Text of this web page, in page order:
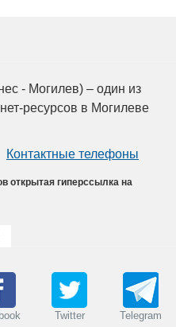
- Могилев) – один из
ресурсов в Могилеве
Контактные телефоны
открытая гиперссылка на
Twitter Telegram